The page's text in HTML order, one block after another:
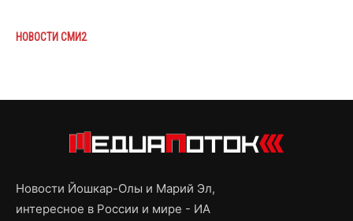
НОВОСТИ СМИ2
Новости Йошкар-Олы и Марий Эл,
интересное в России и мире - ИА